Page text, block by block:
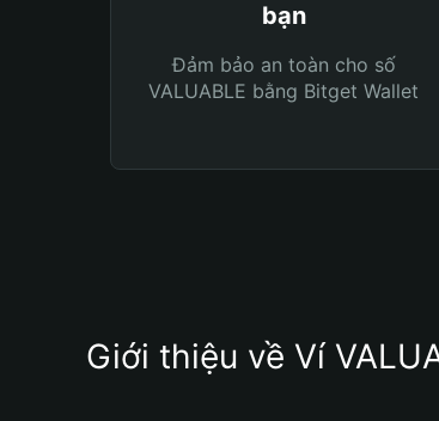
bạn
Đảm bảo an toàn cho số
VALUABLE bằng Bitget Wallet
Giới thiệu về Ví